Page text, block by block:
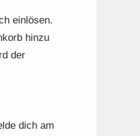
einlösen.
hinzu
der
dich am